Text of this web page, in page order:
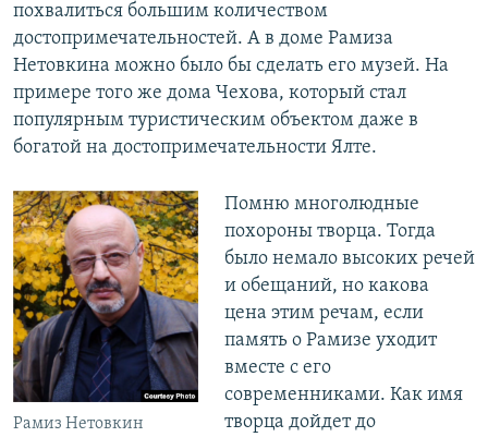
похвалиться большим количеством
достопримечательностей. А в доме Рамиза
Нетовкина можно было бы сделать его музей. На
примере того же дома Чехова, который стал
популярным туристическим объектом даже в
богатой на достопримечательности Ялте.
Рамиз Нетовкин
Помню многолюдные
похороны творца. Тогда
было немало высоких речей
и обещаний, но какова
цена этим речам, если
память о Рамизе уходит
вместе с его
современниками. Как имя
творца дойдет до